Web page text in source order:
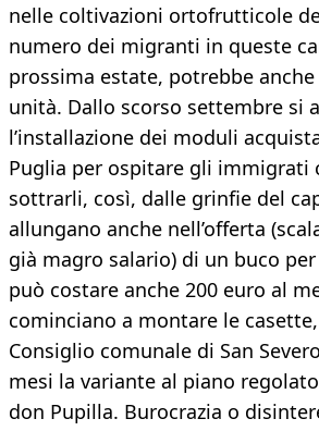
nelle coltivazioni ortofrutticole
numero dei migranti in queste
prossima estate, potrebbe
unità. Dallo scorso settembre si
l’installazione dei moduli
Puglia per ospitare gli immigrati
sottrarli, così, dalle grinfie del
allungano anche nell’offerta
già magro salario) di un buco
può costare anche 200 euro al
cominciano a montare le
Consiglio comunale di San
mesi la variante al piano
don Pupilla. Burocrazia o